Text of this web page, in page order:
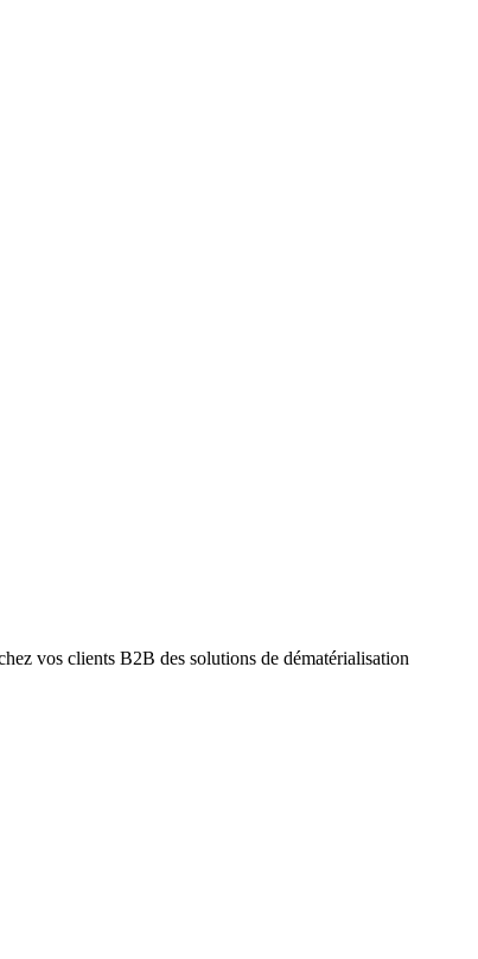
vos clients B2B des solutions de dématérialisation